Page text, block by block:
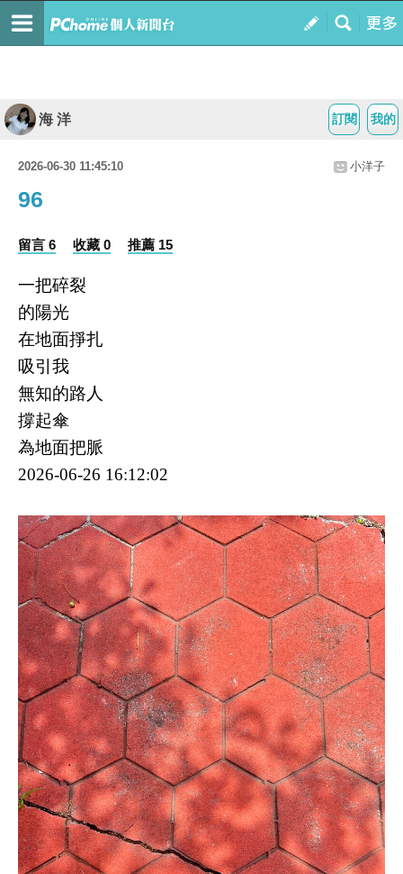
我的
訂閱
海 洋
2026-06-30 11:45:10 小洋子
96
留言 6 收藏 0 推薦 15
一把碎裂
的陽光
在地面掙扎
吸引我
無知的路人
撐起傘
為地面把脈
2026-06-26 16:12:02